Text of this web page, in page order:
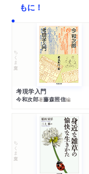
もに！
ちくま文庫
考現学入門
今和次郎著藤森照信編
ちくま文庫